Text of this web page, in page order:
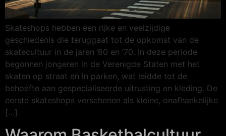
Skateshops hebben een rijke en veelzijdige
geschiedenis die teruggaat tot de opkomst van de
skatecultuur in de jaren ’60 en ’70. In deze periode
begonnen jongeren in de Verenigde Staten met het
skaten op straat en in parken, wat leidde tot de
behoefte aan gespecialiseerde uitrusting en kleding. De
eerste skateshops verschenen als kleine, onafhankelijke
[…]